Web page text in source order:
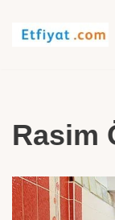
İçeriğe
Rasim